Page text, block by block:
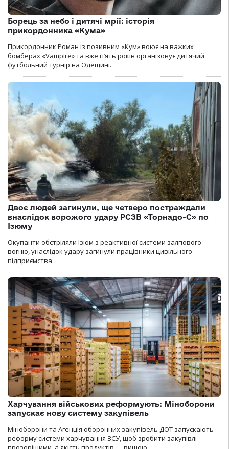
Борець за небо і дитячі мрії: історія
прикордонника «Кума»
Прикордонник Роман із позивним «Кум» воює на важких
бомберах «Vampire» та вже п’ять років організовує дитячий
футбольний турнір на Одещині.
Двоє людей загинули, ще четверо постраждали
внаслідок ворожого удару РСЗВ «Торнадо-С» по
Ізюму
Окупанти обстріляли Ізюм з реактивної системи залпового
вогню, унаслідок удару загинули працівники цивільного
підприємства.
Харчування військових реформують: Міноборони
запускає нову систему закупівель
Міноборони та Агенція оборонних закупівель ДОТ запускають
реформу системи харчування ЗСУ, щоб зробити закупівлі